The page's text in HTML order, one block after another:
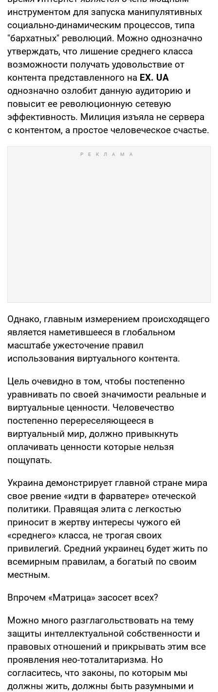
инструментом для запуска манипулятивных
социально-динамическим процессов, типа
"бархатных" революций. Можно однозначно
утверждать, что лишение среднего класса
возможности получать удовольствие от
контента представленного на EX. UA
однозначно озлобит данную аудиторию и
повысит ее революционную сетевую
эффективность. Милиция изъяла не сервера
с контентом, а простое человеческое счастье.
Однако, главным измерением происходящего
является наметившееся в глобальном
масштабе ужесточение правил
использования виртуального контента.
Цель очевидно в том, чтобы постепенно
уравнивать по своей значимости реальные и
виртуальные ценности. Человечество
постепенно перереселяющееся в
виртуальный мир, должно привыкнуть
оплачивать ценности которые нельзя
пощупать.
Украина демонстрирует главной стране мира
свое рвение «идти в фарватере» отеческой
политики. Правящая элита с легкостью
приносит в жертву интересы чужого ей
«среднего» класса, не трогая своих
привилегий. Средний украинец будет жить по
всемирным правилам, а богатый по своим
местным.
Впрочем «Матрица» засосет всех?
Можно много разглагольствовать на тему
защиты интеллектуальной собственности и
правовых отношений и прикрывать этим все
проявления нео-тоталитаризма. Но
согласитесь, что законы, по которым мы
должны жить, должны быть разумными и